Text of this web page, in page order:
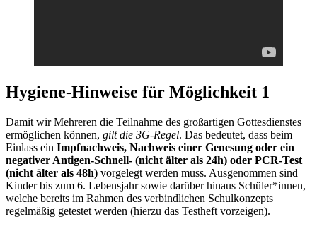
Hygiene-Hinweise für Möglichkeit 1
Damit wir Mehreren die Teilnahme des großartigen Gottesdienstes
ermöglichen können, gilt die 3G-Regel. Das bedeutet, dass beim
Einlass ein Impfnachweis, Nachweis einer Genesung oder ein
negativer Antigen-Schnell- (nicht älter als 24h) oder PCR-Test
(nicht älter als 48h) vorgelegt werden muss. Ausgenommen sind
Kinder bis zum 6. Lebensjahr sowie darüber hinaus Schüler*innen,
welche bereits im Rahmen des verbindlichen Schulkonzepts
regelmäßig getestet werden (hierzu das Testheft vorzeigen).